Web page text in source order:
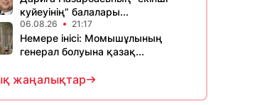
куйеуінің” балалары...
06.08.26 21:17
Немере інісі: Момышұлының
генерал болуына қазақ...
жаңалықтар